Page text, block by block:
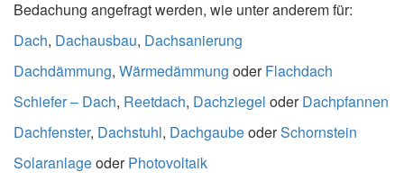
Bedachung angefragt werden, wie unter anderem für:
Dach, Dachausbau, Dachsanierung
Dachdämmung, Wärmedämmung oderFlachdach
Schiefer – Dach, Reetdach, Dachziegel oderDachpfannen
Dachfenster, Dachstuhl, DachgaubeoderSchornstein
SolaranlageoderPhotovoltaik